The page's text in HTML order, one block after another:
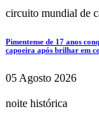
circuito mundial de
Pimentense de 17 anos
capoeira após brilhar em
05 Agosto 2026
noite histórica